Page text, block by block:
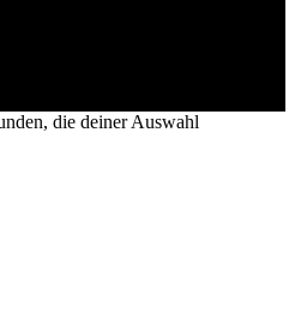
die deiner Auswahl